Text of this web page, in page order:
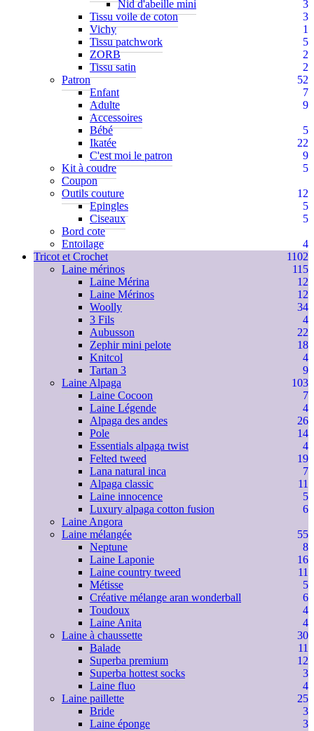
Nid d'abeille mini
3
Tissu voile de coton
3
Vichy
1
Tissu patchwork
5
ZORB
2
Tissu satin
2
Patron
52
Enfant
7
Adulte
9
Accessoires
Bébé
5
Ikatée
22
C'est moi le patron
9
Kit à coudre
5
Coupon
Outils couture
12
Epingles
5
Ciseaux
5
Bord cote
Entoilage
4
Tricot et Crochet
1102
Laine mérinos
115
Laine Mérina
12
Laine Mérinos
12
Woolly
34
3 Fils
4
Aubusson
22
Zephir mini pelote
18
Knitcol
4
Tartan 3
9
Laine Alpaga
103
Laine Cocoon
7
Laine Légende
4
Alpaga des andes
26
Pole
14
Essentials alpaga twist
4
Felted tweed
19
Lana natural inca
7
Alpaga classic
11
Laine innocence
5
Luxury alpaga cotton fusion
6
Laine Angora
Laine mélangée
55
Neptune
8
Laine Laponie
16
Laine country tweed
11
Métisse
5
Créative mélange aran wonderball
6
Toudoux
4
Laine Anita
4
Laine à chaussette
30
Balade
11
Superba premium
12
Superba hottest socks
3
Laine fluo
4
Laine paillette
25
Bride
3
Laine éponge
3